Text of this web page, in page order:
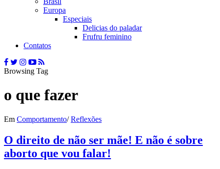
Europa
Especiais
Delicias do paladar
Frufru feminino
Contatos
Browsing Tag
o que fazer
Em Comportamento/ Reflexões
O direito de não ser mãe! E não é sobre
aborto que vou falar!